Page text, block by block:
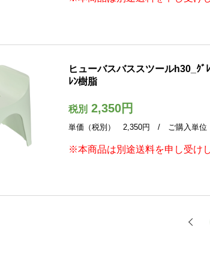
ヒューバスバススツールh30_ｸﾞ
ﾚﾝ樹脂
税別2,350円
単価（税別） 2,350円 / ご購入単
※本商品は別途送料を申し受けし